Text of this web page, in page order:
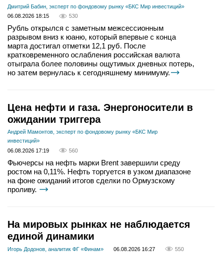
Дмитрий Бабин, эксперт по фондовому рынку «БКС Мир инвестиций»
06.08.2026 18:15
530
Рубль открылся с заметным межсессионным
разрывом вниз к юаню, который впервые с конца
марта достигал отметки 12,1 руб. После
кратковременного ослабления российская валюта
отыграла более половины ощутимых дневных потерь,
но затем вернулась к сегодняшнему минимуму.
Цена нефти и газа. Энергоносители в
ожидании триггера
Андрей Мамонтов, эксперт по фондовому рынку «БКС Мир
инвестиций»
06.08.2026 17:19
560
Фьючерсы на нефть марки Brent завершили среду
ростом на 0,11%. Нефть торгуется в узком диапазоне
на фоне ожиданий итогов сделки по Ормузскому
проливу.
На мировых рынках не наблюдается
единой динамики
Игорь Додонов, аналитик ФГ «Финам» 06.08.2026 16:27 550